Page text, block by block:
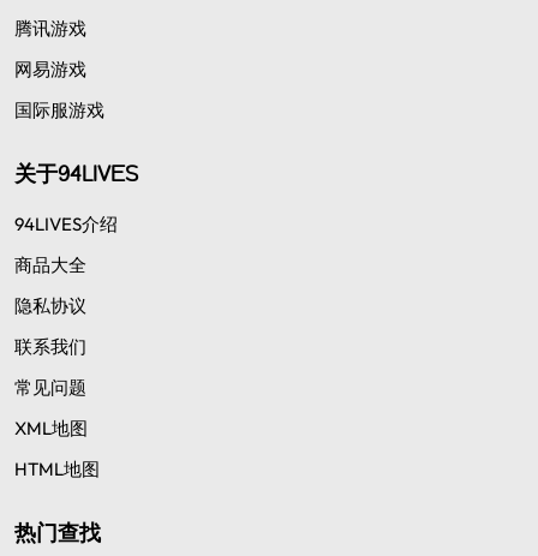
腾讯游戏
网易游戏
国际服游戏
关于94LIVES
94LIVES介绍
商品大全
隐私协议
联系我们
常见问题
XML地图
HTML地图
热门查找